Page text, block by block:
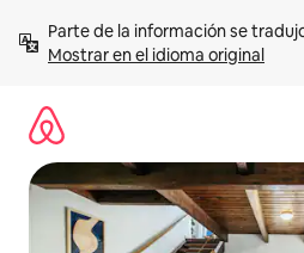
contenidoMostrar en el idioma original